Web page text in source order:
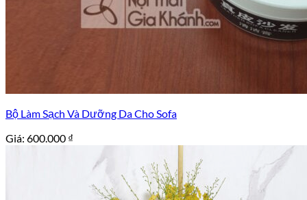
Bộ Làm Sạch Và Dưỡng Da Cho Sofa
Giá: 600.000 ₫